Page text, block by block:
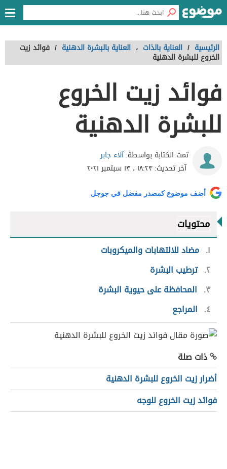
الرئيسية / العناية بالذات ، العناية بالبشرة الدهنية / فوائد زيت
الخروع للبشرة الدهنية
فوائد زيت الخروع
للبشرة الدهنية
تمت الكتابة بواسطة:آلاء جابر
آخر تحديث:١٨:٢٣ ، ١٣ سبتمبر ٢٠٢١
أضف موضوع كمصدر مفضل في جوجل
محتويات
١ مضاد للالتهابات والميكروبات
٢ ترطيب البشرة
٣
المحافظة على حيوية البشرة
٤
المراجع
ذات صلة
أضرار زيت الخروع للبشرة الدهنية
فوائد زيت الخروع للوجه